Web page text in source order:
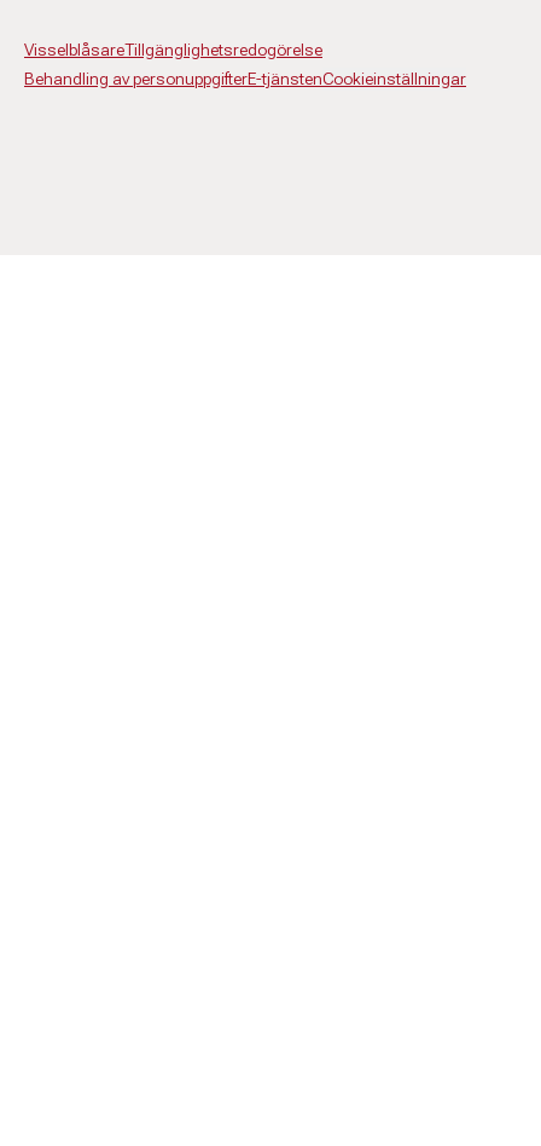
VisselblåsareTillgänglighetsredogörelse
Behandling av personuppgifterE-tjänstenCookieinställningar